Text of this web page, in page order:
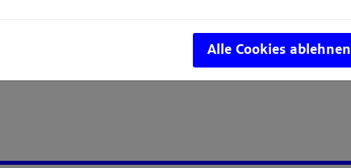
Alle Cookies ablehnen